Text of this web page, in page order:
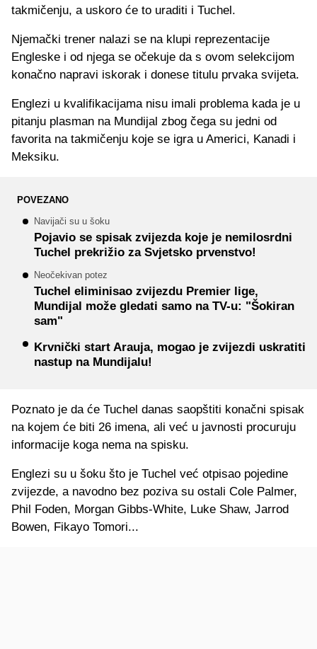
takmičenju, a uskoro će to uraditi i Tuchel.
Njemački trener nalazi se na klupi reprezentacije
Engleske i od njega se očekuje da s ovom selekcijom
konačno napravi iskorak i donese titulu prvaka svijeta.
Englezi u kvalifikacijama nisu imali problema kada je u
pitanju plasman na Mundijal zbog čega su jedni od
favorita na takmičenju koje se igra u Americi, Kanadi i
Meksiku.
POVEZANO
Navijači su u šoku
Pojavio se spisak zvijezda koje je nemilosrdni
Tuchel prekrižio za Svjetsko prvenstvo!
Neočekivan potez
Tuchel eliminisao zvijezdu Premier lige,
Mundijal može gledati samo na TV-u: "Šokiran
sam"
Krvnički start Arauja, mogao je zvijezdi uskratiti
nastup na Mundijalu!
Poznato je da će Tuchel danas saopštiti konačni spisak
na kojem će biti 26 imena, ali već u javnosti procuruju
informacije koga nema na spisku.
Englezi su u šoku što je Tuchel već otpisao pojedine
zvijezde, a navodno bez poziva su ostali Cole Palmer,
Phil Foden, Morgan Gibbs-White, Luke Shaw, Jarrod
Bowen, Fikayo Tomori...